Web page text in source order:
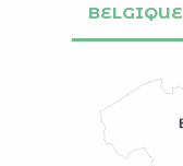
BELGIQUE